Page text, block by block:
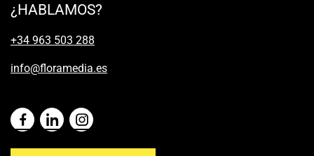
¿HABLAMOS?
+34 963 503 288
info@floramedia.es